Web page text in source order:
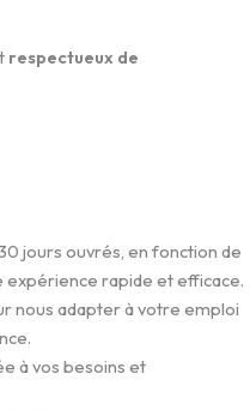
respectueux de
jours ouvrés, en fonction de
expérience rapide et efficace.
nous adapter à votre emploi
à vos besoins et